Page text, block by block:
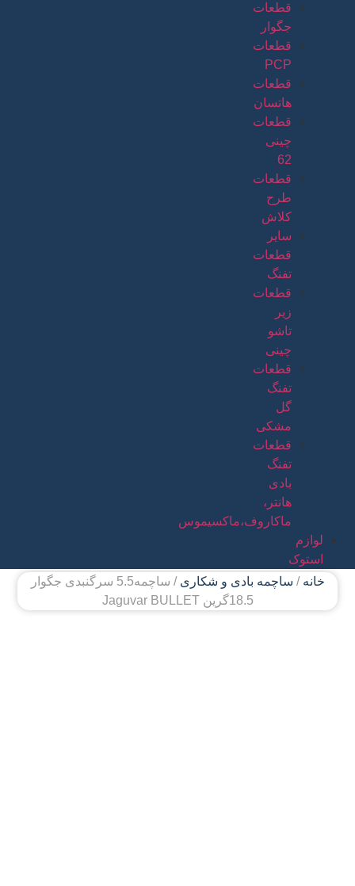
قطعات
جگوار
قطعات
PCP
قطعات
هاتسان
قطعات
چینی
62
قطعات
طرح
کلاش
سایر
قطعات
تفنگ
قطعات
زیر
تاشو
چینی
قطعات
تفنگ
گل
مشکی
قطعات
تفنگ
بادی
هانتر،
ماکاروف،ماکسیموس
لوازم
استوک
خانه / ساچمه بادی و شکاری
/ ساچمه5.5 سرگنبدی جگوار
18.5گرین Jaguvar BULLET